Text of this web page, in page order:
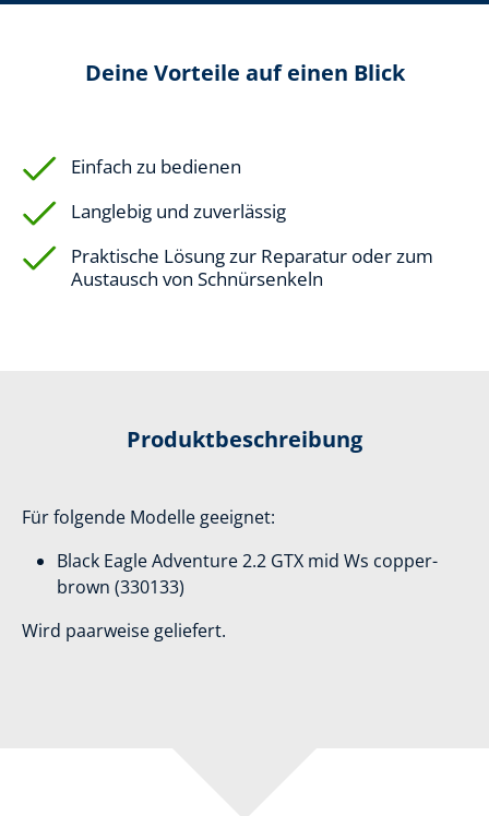
Deine Vorteile auf einen Blick
Einfach zu bedienen
Langlebig und zuverlässig
Praktische Lösung zur Reparatur oder zum
Austausch von Schnürsenkeln
Produktbeschreibung
Für folgende Modelle geeignet:
Black Eagle Adventure 2.2 GTX mid Ws copper-
brown (330133)
Wird paarweise geliefert.